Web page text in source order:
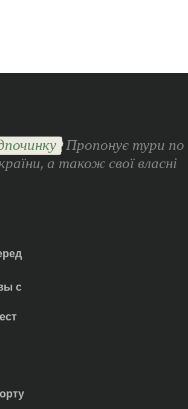
Пропонує тури по
а також свої власні
с